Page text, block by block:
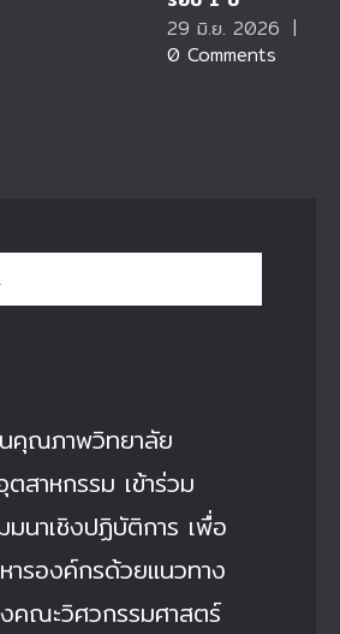
29 มิ.ย. 2026 |
0 Comments
คุณภาพวิทยาลัย
ตสาหกรรม เข้าร่วม
มนาเชิงปฏิบัติการ เพื่อ
ารองค์กรด้วยแนวทาง
คณะวิศวกรรมศาสตร์